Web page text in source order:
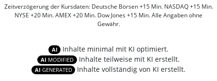
Zeitverzögerung der Kursdaten: Deutsche Börsen +15 Min. NASDAQ +15 Min.
NYSE +20 Min. AMEX +20 Min. Dow Jones +15 Min. Alle Angaben ohne
Gewähr.
AI Inhalte minimal mit KI optimiert.
AI MODIFIED Inhalte teilweise mit KI erstellt.
AI GENERATED Inhalte vollständig von KI erstellt.